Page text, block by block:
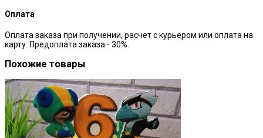
Оплата
Оплата заказа при получении, расчет с курьером или оплата на
карту. Предоплата заказа - 30%.
Похожие товары